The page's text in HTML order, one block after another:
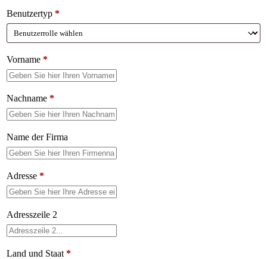
Benutzertyp *
Vorname *
Nachname *
Name der Firma
Adresse *
Adresszeile 2
Land und Staat *